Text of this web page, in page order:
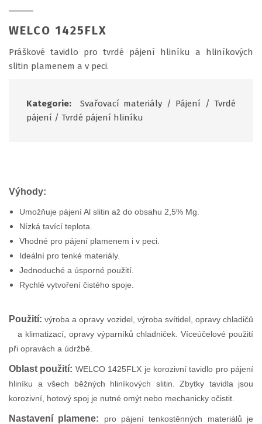
WELCO 1425FLX
Práškové tavidlo pro tvrdé pájení hliníku a hliníkových
slitin plamenem a v peci.
Kategorie: Svařovací materiály / Pájení / Tvrdé
pájení / Tvrdé pájení hliníku
Výhody:
Umožňuje pájení Al slitin až do obsahu 2,5% Mg.
Nízká tavící teplota.
Vhodné pro pájení plamenem i v peci.
Ideální pro tenké materiály.
Jednoduché a úsporné použití.
Rychlé vytvoření čistého spoje.
Použití:výroba a opravy vozidel, výroba svítidel, opravy chladičů
a klimatizací, opravy výparníků chladniček. Víceúčelové použití
při opravách a údržbě.
Oblast použití: WELCO 1425FLX je korozivní tavidlo pro pájení
hliníku a všech běžných hliníkových slitin. Zbytky tavidla jsou
korozivní, hotový spoj je nutné omýt nebo mechanicky očistit.
Nastavení plamene: pro pájení tenkostěnných materiálů je